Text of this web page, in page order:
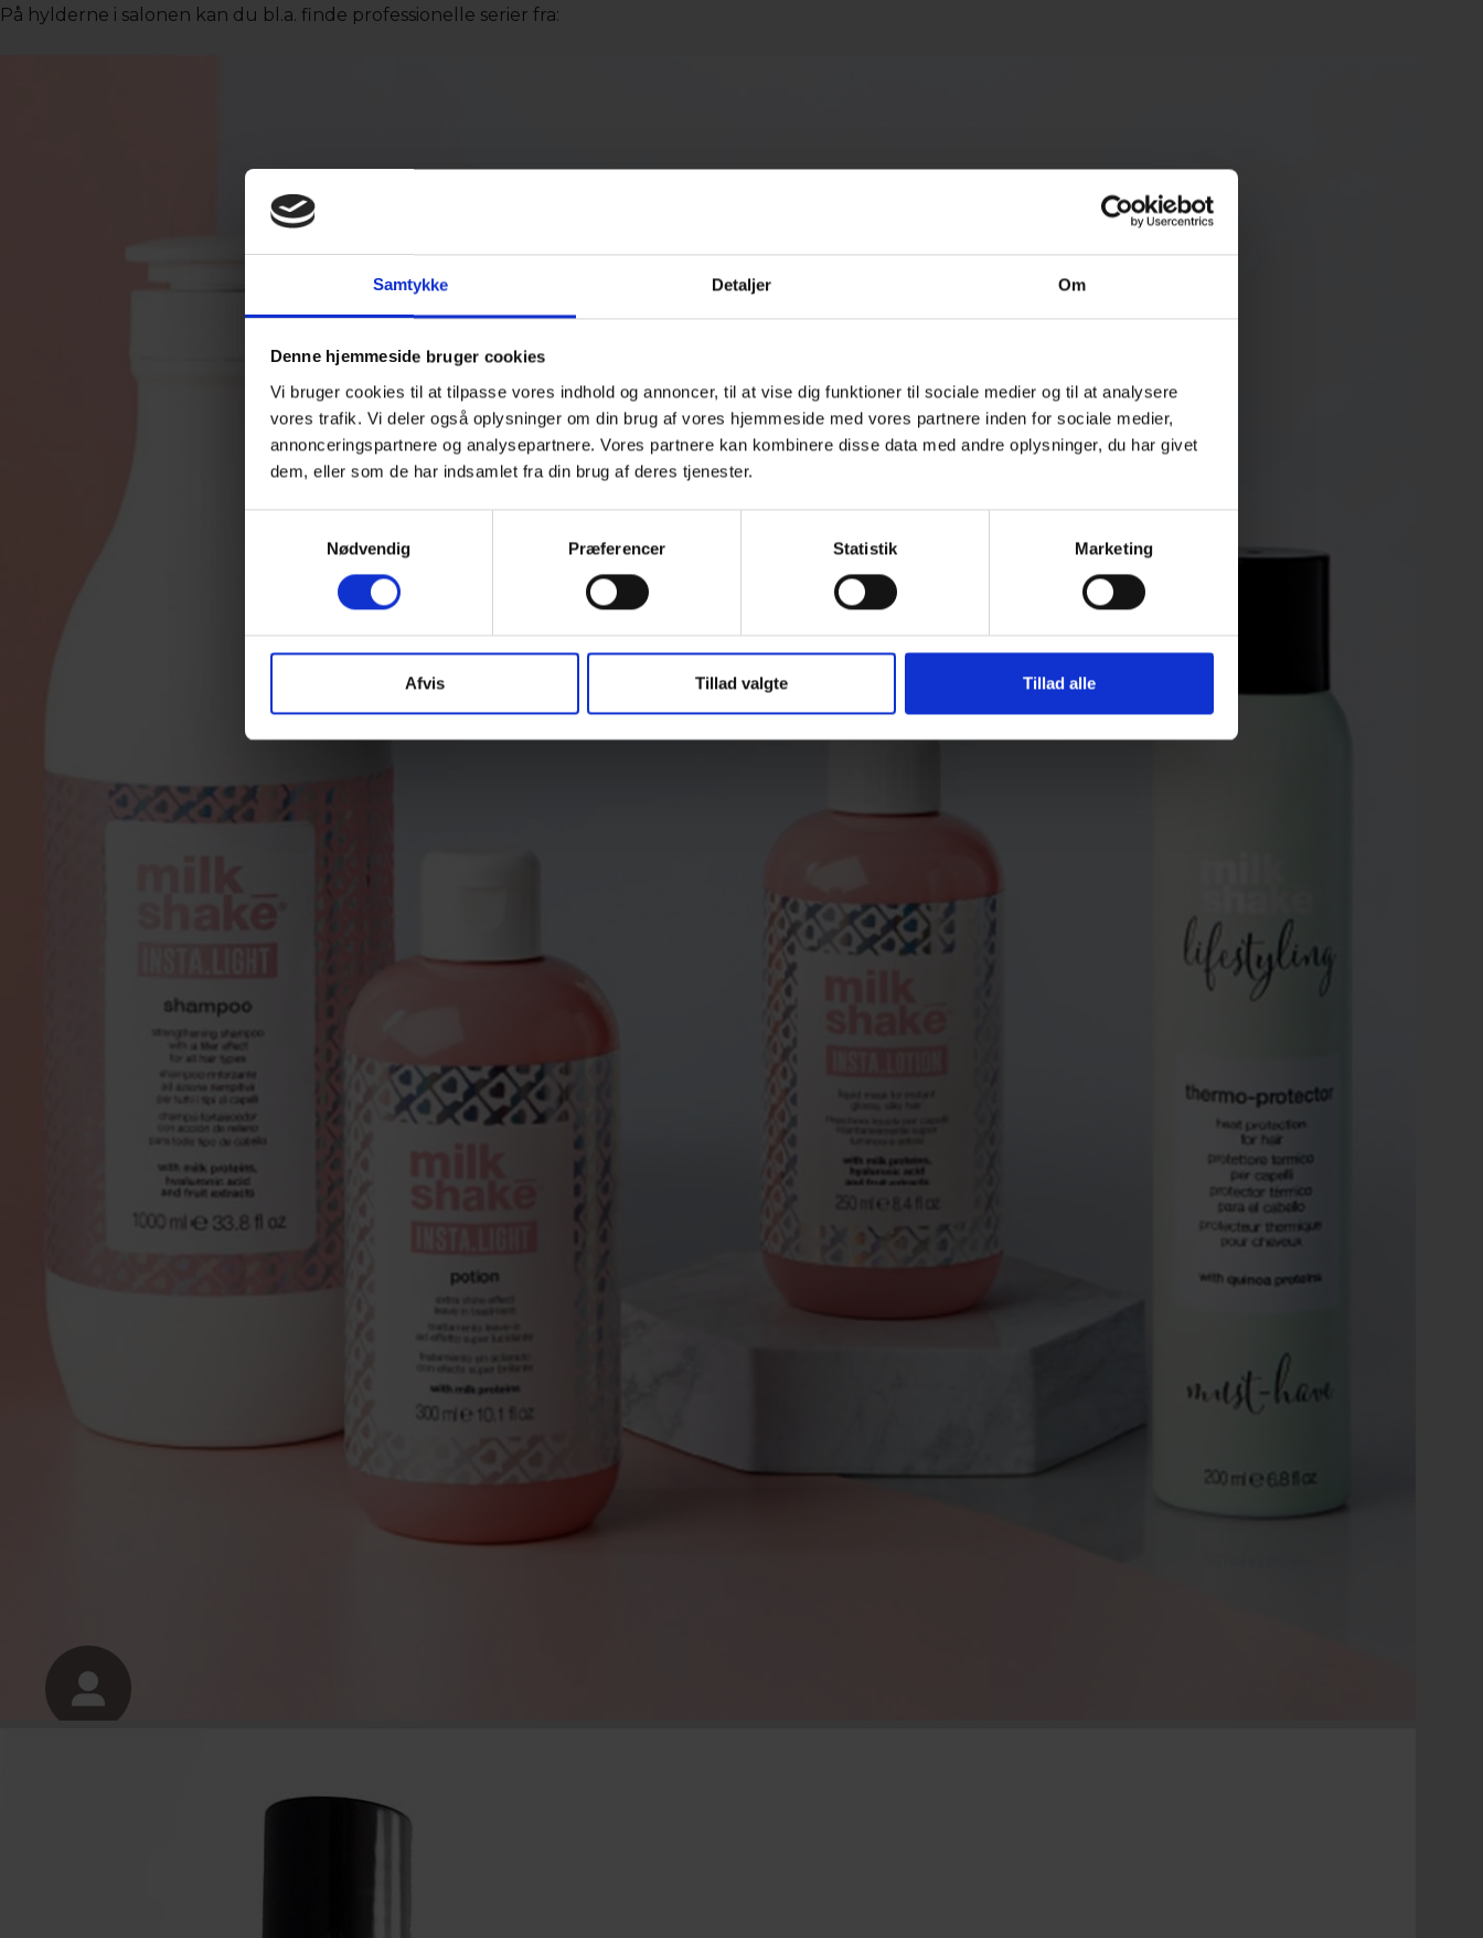
Samtykke Detaljer Om
Denne hjemmeside bruger cookies
Vi bruger cookies til at tilpasse vores indhold og annoncer, til at vise dig funktioner til sociale medier og til at analysere
vores trafik. Vi deler også oplysninger om din brug af vores hjemmeside med vores partnere inden for sociale medier,
annonceringspartnere og analysepartnere. Vores partnere kan kombinere disse data med andre oplysninger, du har givet
dem, eller som de har indsamlet fra din brug af deres tjenester.
Nødvendig
Præferencer Statistik Marketing
Afvis Tillad valgte Tillad alle
På hylderne i salonen kan du bl.a. finde professionelle serier fra: